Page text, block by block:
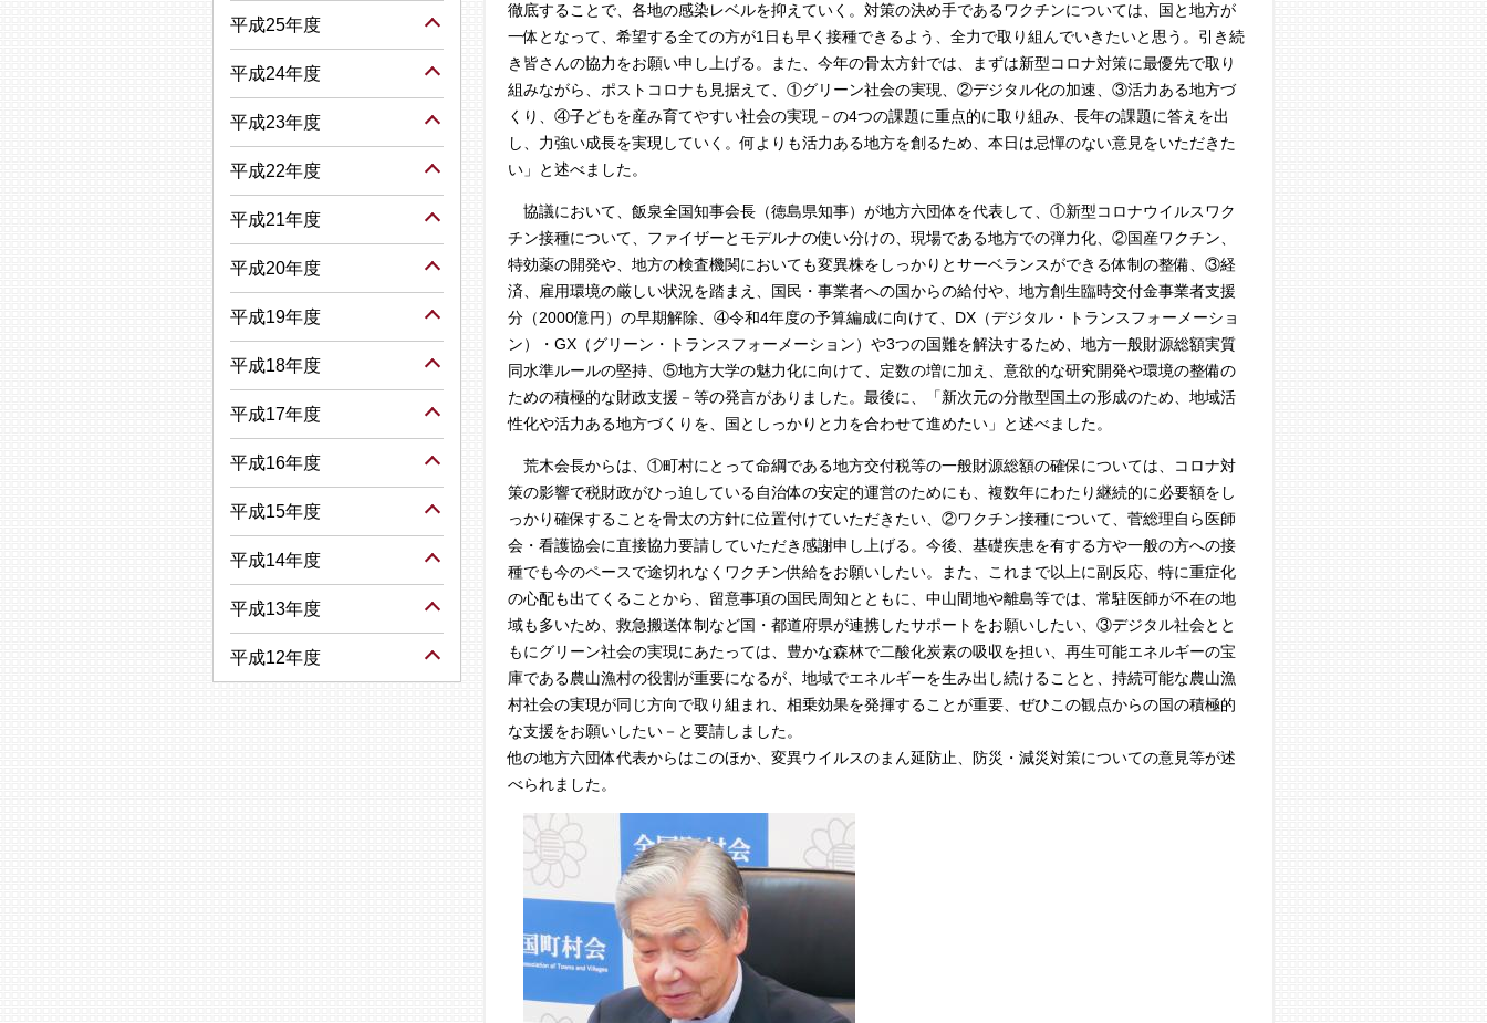
徹底することで、各地の感染レベルを抑えていく。対策の決め手であるワクチンについては、国と地方が
一体となって、希望する全ての方が1日も早く接種できるよう、全力で取り組んでいきたいと思う。引き続
き皆さんの協力をお願い申し上げる。また、今年の骨太方針では、まずは新型コロナ対策に最優先で取り
組みながら、ポストコロナも見据えて、①グリーン社会の実現、②デジタル化の加速、③活力ある地方づ
くり、④子どもを産み育てやすい社会の実現－の4つの課題に重点的に取り組み、長年の課題に答えを出
し、力強い成長を実現していく。何よりも活力ある地方を創るため、本日は忌憚のない意見をいただきた
い」と述べました。
協議において、飯泉全国知事会長（徳島県知事）が地方六団体を代表して、①新型コロナウイルスワク
チン接種について、ファイザーとモデルナの使い分けの、現場である地方での弾力化、②国産ワクチン、
特効薬の開発や、地方の検査機関においても変異株をしっかりとサーベランスができる体制の整備、③経
済、雇用環境の厳しい状況を踏まえ、国民・事業者への国からの給付や、地方創生臨時交付金事業者支援
分（2000億円）の早期解除、④令和4年度の予算編成に向けて、DX（デジタル・トランスフォーメーショ
ン）・GX（グリーン・トランスフォーメーション）や3つの国難を解決するため、地方一般財源総額実質
同水準ルールの堅持、⑤地方大学の魅力化に向けて、定数の増に加え、意欲的な研究開発や環境の整備の
ための積極的な財政支援－等の発言がありました。最後に、「新次元の分散型国土の形成のため、地域活
性化や活力ある地方づくりを、国としっかりと力を合わせて進めたい」と述べました。
荒木会長からは、①町村にとって命綱である地方交付税等の一般財源総額の確保については、コロナ対
策の影響で税財政がひっ迫している自治体の安定的運営のためにも、複数年にわたり継続的に必要額をし
っかり確保することを骨太の方針に位置付けていただきたい、②ワクチン接種について、菅総理自ら医師
会・看護協会に直接協力要請していただき感謝申し上げる。今後、基礎疾患を有する方や一般の方への接
種でも今のペースで途切れなくワクチン供給をお願いしたい。また、これまで以上に副反応、特に重症化
の心配も出てくることから、留意事項の国民周知とともに、中山間地や離島等では、常駐医師が不在の地
域も多いため、救急搬送体制など国・都道府県が連携したサポートをお願いしたい、③デジタル社会とと
もにグリーン社会の実現にあたっては、豊かな森林で二酸化炭素の吸収を担い、再生可能エネルギーの宝
庫である農山漁村の役割が重要になるが、地域でエネルギーを生み出し続けることと、持続可能な農山漁
村社会の実現が同じ方向で取り組まれ、相乗効果を発揮することが重要、ぜひこの観点からの国の積極的
な支援をお願いしたい－と要請しました。
他の地方六団体代表からはこのほか、変異ウイルスのまん延防止、防災・減災対策についての意見等が述
べられました。
平成25年度
平成24年度
平成23年度
平成22年度
平成21年度
平成20年度
平成19年度
平成18年度
平成17年度
平成16年度
平成15年度
平成14年度
平成13年度
平成12年度